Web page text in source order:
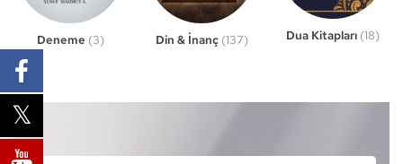
Deneme (3) Din & İnanç (137) Dua Kitapları (18)